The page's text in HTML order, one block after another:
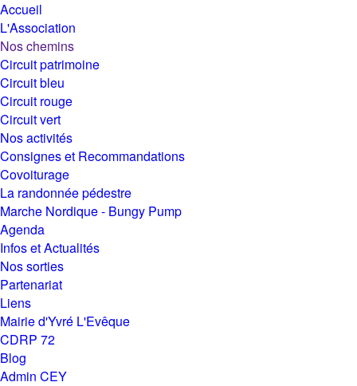
Accueil
L'Association
Nos chemins
Circuit patrimoine
Circuit bleu
Circuit rouge
Circuit vert
Nos activités
Consignes et Recommandations
Covoiturage
La randonnée pédestre
Marche Nordique - Bungy Pump
Agenda
Infos et Actualités
Nos sorties
Partenariat
Liens
Mairie d'Yvré L'Evêque
CDRP 72
Blog
Admin CEY